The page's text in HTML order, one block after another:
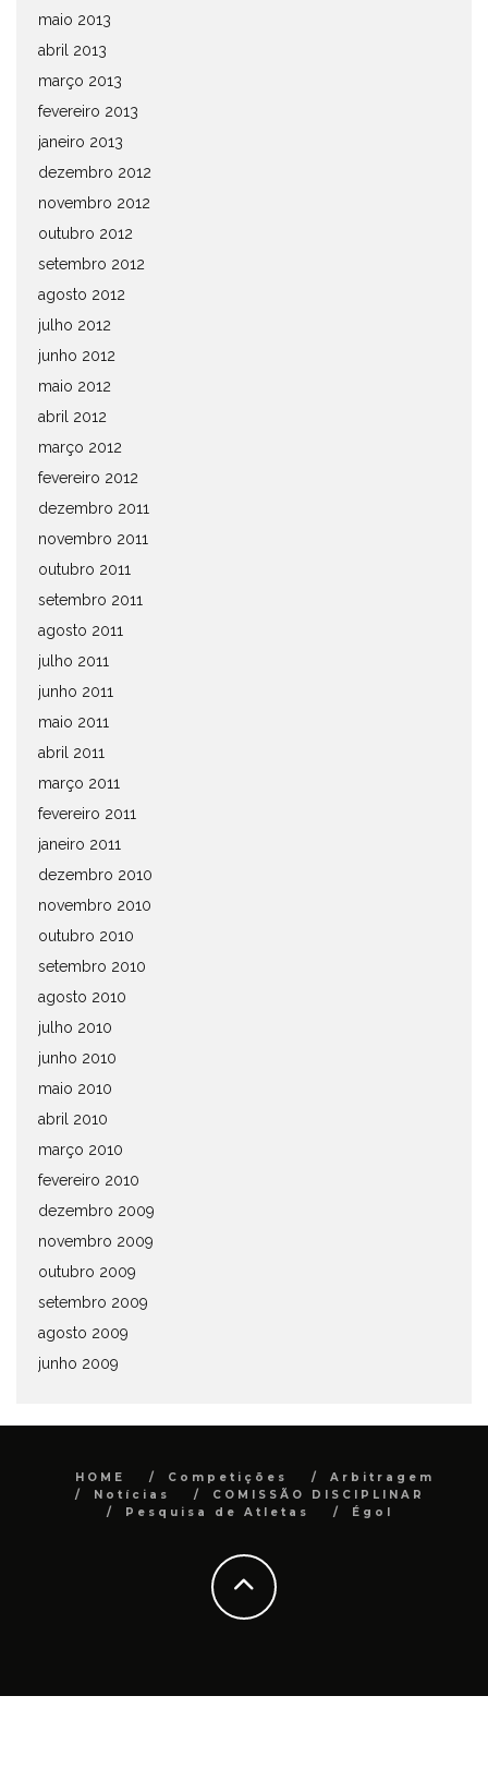
maio 2013
abril 2013
março 2013
fevereiro 2013
janeiro 2013
dezembro 2012
novembro 2012
outubro 2012
setembro 2012
agosto 2012
julho 2012
junho 2012
maio 2012
abril 2012
março 2012
fevereiro 2012
dezembro 2011
novembro 2011
outubro 2011
setembro 2011
agosto 2011
julho 2011
junho 2011
maio 2011
abril 2011
março 2011
fevereiro 2011
janeiro 2011
dezembro 2010
novembro 2010
outubro 2010
setembro 2010
agosto 2010
julho 2010
junho 2010
maio 2010
abril 2010
março 2010
fevereiro 2010
dezembro 2009
novembro 2009
outubro 2009
setembro 2009
agosto 2009
junho 2009
HOME Competições
Arbitragem
Notícias
COMISSÃO DISCIPLINAR
Pesquisa de Atletas
Égol